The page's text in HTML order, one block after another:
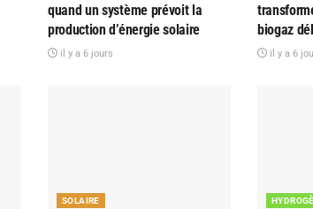
quand un système prévoit la
production d’énergie solaire
il y a 6 jours
biogaz
il y a 6
SOLAIRE